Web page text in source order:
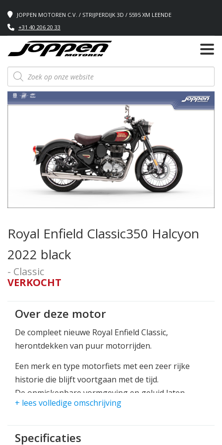
JOPPEN MOTOREN C.V. / STRIJPERDIJK 3D / 5595 XM LEENDE
+31 40 206 20 33
Producten
zoeken
Royal Enfield Classic350 Halcyon
2022 black
- Classic
VERKOCHT
Over deze motor
De compleet nieuwe Royal Enfield Classic,
herontdekken van puur motorrijden.
Een merk en type motorfiets met een zeer rijke
historie die blijft voortgaan met de tijd.
De onmiskenbare vormgeving en geluid laten
direct zien en horen dat het om een Royal Enfield 1
en niet meer is weg te denken onder motorrijders
+ lees volledige omschrijving
Specificaties